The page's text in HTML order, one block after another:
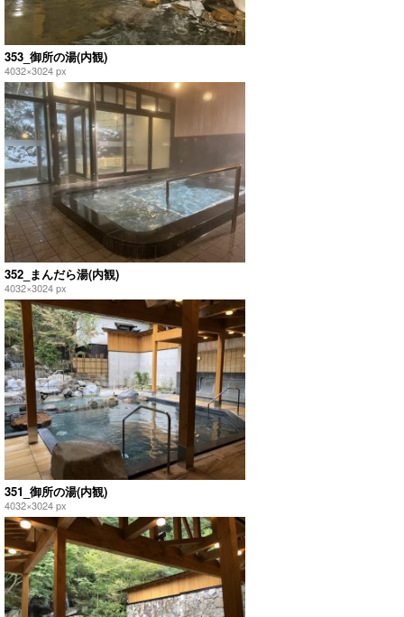
353_御所の湯(内観)
4032×3024 px
352_まんだら湯(内観)
4032×3024 px
351_御所の湯(内観)
4032×3024 px